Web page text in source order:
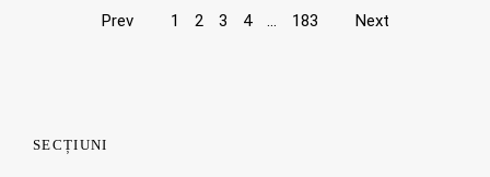
Page
Prev 1 2 3 4 … 183 Next
SECȚIUNI